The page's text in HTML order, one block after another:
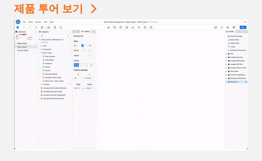
제품 투어 보기